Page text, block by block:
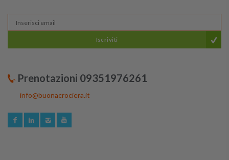
Iscriviti
Prenotazioni 09351976261
info@buonacrociera.it